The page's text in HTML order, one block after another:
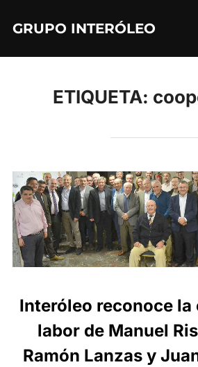
GRUPO INTERÓLEO
ETIQUETA:
Interóleo reconoce la
labor de Manuel
Ramón Lanzas y